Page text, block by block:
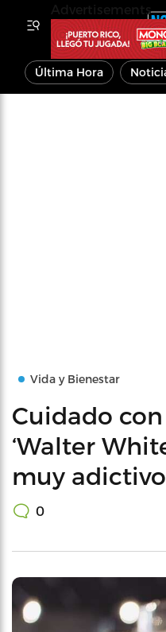
Última Hora
Vida y Bienestar
Cuidado
‘Walter
muy
0
Advertisements